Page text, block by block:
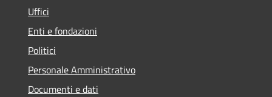
Uffici
Enti e fondazioni
Politici
Personale Amministrativo
Documenti e dati